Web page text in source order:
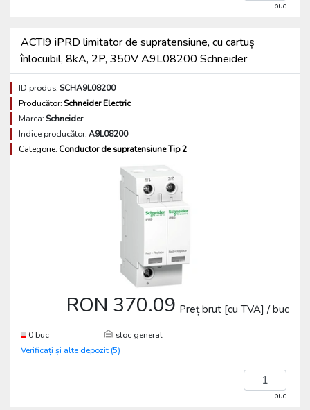
buc
ACTI9 iPRD limitator de supratensiune, cu cartuș
înlocuibil, 8kA, 2P, 350V A9L08200 Schneider
ID produs:SCHA9L08200
Producător:Schneider Electric
Marca:Schneider
Indice producător:A9L08200
Categorie: Conductor de supratensiune Tip 2
RON 370.09 Preț brut [cu TVA] / buc
0 buc
stoc general
Verificați și alte depozit (5)
buc